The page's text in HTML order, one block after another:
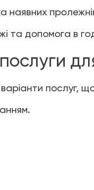
наявних
та допомога в
послуги
варіанти